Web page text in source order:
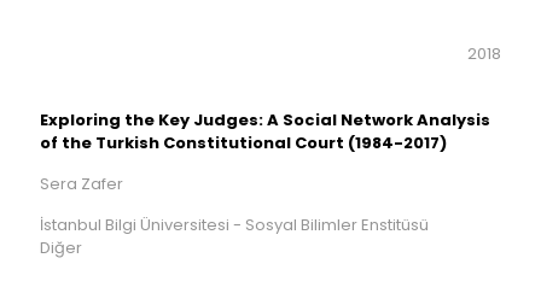
2018
Exploring the Key Judges: A Social Network Analysis
of the Turkish Constitutional Court (1984-2017)
Sera Zafer
İstanbul Bilgi Üniversitesi - Sosyal Bilimler Enstitüsü
Diğer